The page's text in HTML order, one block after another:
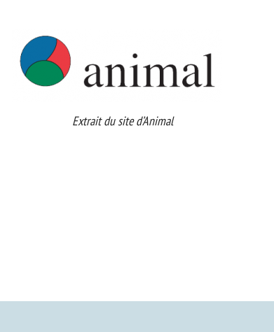
d’Animal